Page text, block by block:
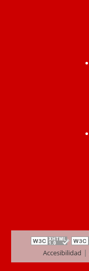
Accesibilidad |